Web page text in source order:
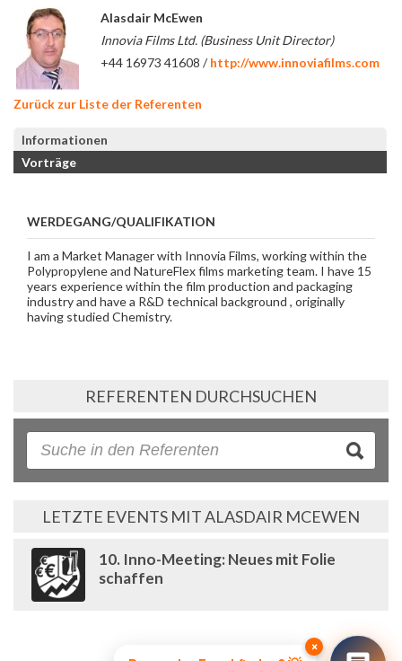
Alasdair McEwen
Innovia Films Ltd. (Business Unit Director)
+44 16973 41608 / http://www.innoviafilms.com
Zurück zur Liste der Referenten
Informationen
Vorträge
WERDEGANG/QUALIFIKATION
I am a Market Manager with Innovia Films, working within the
Polypropylene and NatureFlex films marketing team. I have 15
years experience within the film production and packaging
industry and have a R&D technical background , originally
having studied Chemistry.
REFERENTEN DURCHSUCHEN
LETZTE EVENTS MIT ALASDAIR MCEWEN
10. Inno-Meeting: Neues mit Folie
schaffen
×